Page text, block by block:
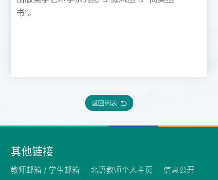
书”。
其他链接
教师邮箱 / 学生邮箱 北语教师个人主页
信息公开